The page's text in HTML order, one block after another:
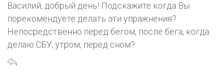
Василий, добрый день! Подскажите когда Вы
порекомендуете делать эти упражнения?
Непосредственно перед бегом, после бега, когда
делаю СБУ, утром, перед сном?